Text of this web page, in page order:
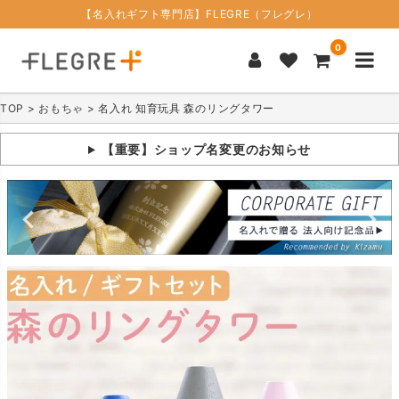
【名入れギフト専門店】FLEGRE（フレグレ）
0
TOP おもちゃ 名入れ 知育玩具 森のリングタワー
【重要】ショップ名変更のお知らせ